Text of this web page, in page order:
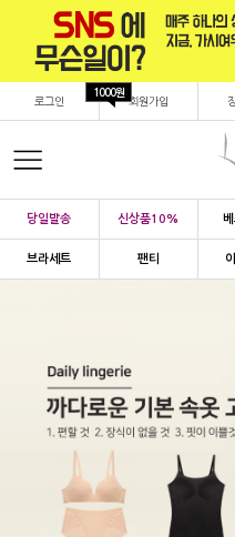
로그인 회원가입
1000원
당일발송 신상품10%
브라세트 팬티